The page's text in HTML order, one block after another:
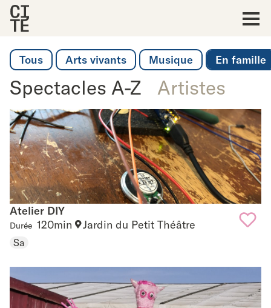
Tous Arts vivants Musique En famille
Spectacles A-Z Artistes
Atelier DIY
Atelier DIY
Durée 120min Jardin du Petit Théâtre
Sa
to